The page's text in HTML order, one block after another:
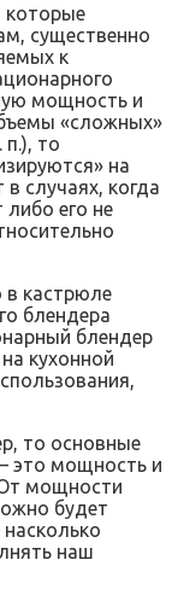
которые
существенно
к
мощность и
«сложных»
п.), то
на
случаях, когда
либо его не
в кастрюле
блендера
блендер
кухонной
то основные
это мощность и
От мощности
будет
наш